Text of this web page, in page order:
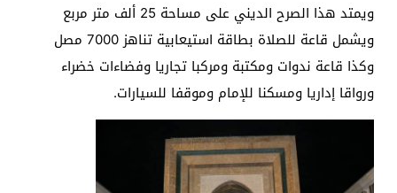
‏ويمتد هذا الصرح الديني على مساحة 25 ألف متر مربع
ويشمل قاعة للصلاة بطاقة استيعابية تناهز 7000 مصل
وكذا قاعة ندوات ومكتبة ومركبا تجاريا وفضاءات خضراء
ورواقا إداريا ومسكنا للإمام وموقفا للسيارات.